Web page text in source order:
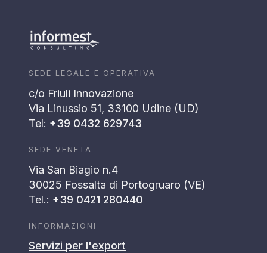
SEDE LEGALE E OPERATIVA
c/o Friuli Innovazione
Via Linussio 51, 33100 Udine (UD)
Tel: +39 0432 629743
SEDE VENETA
Via San Biagio n.4
30025 Fossalta di Portogruaro (VE)
Tel.: +39 0421 280440
INFORMAZIONI
Servizi per l'export